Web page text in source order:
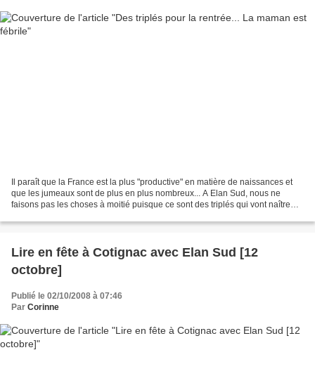
Il paraît que la France est la plus "productive" en matière de naissances et
que les jumeaux sont de plus en plus nombreux... A Elan Sud, nous ne
faisons pas les choses à moitié puisque ce sont des triplés qui vont naître
Lire en fête à Cotignac avec Elan Sud [12
octobre]
Publié le 02/10/2008 à 07:46
Par Corinne